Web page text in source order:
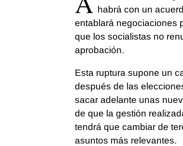
habrá con un
entablará negociaciones
que los socialistas no
aprobación.
Esta ruptura supone un
después de las
sacar adelante unas
de que la gestión
tendrá que cambiar de
asuntos más relevantes.